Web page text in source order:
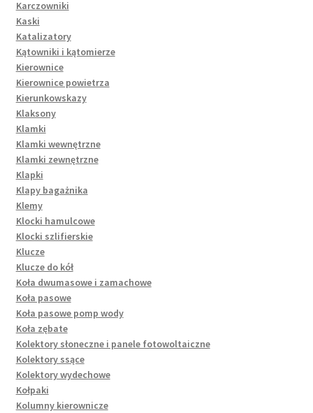
Karczowniki
Kaski
Katalizatory
Kątowniki i kątomierze
Kierownice
Kierownice powietrza
Kierunkowskazy
Klaksony
Klamki
Klamki wewnętrzne
Klamki zewnętrzne
Klapki
Klapy bagażnika
Klemy
Klocki hamulcowe
Klocki szlifierskie
Klucze
Klucze do kół
Koła dwumasowe i zamachowe
Koła pasowe
Koła pasowe pomp wody
Koła zębate
Kolektory słoneczne i panele fotowoltaiczne
Kolektory ssące
Kolektory wydechowe
Kołpaki
Kolumny kierownicze